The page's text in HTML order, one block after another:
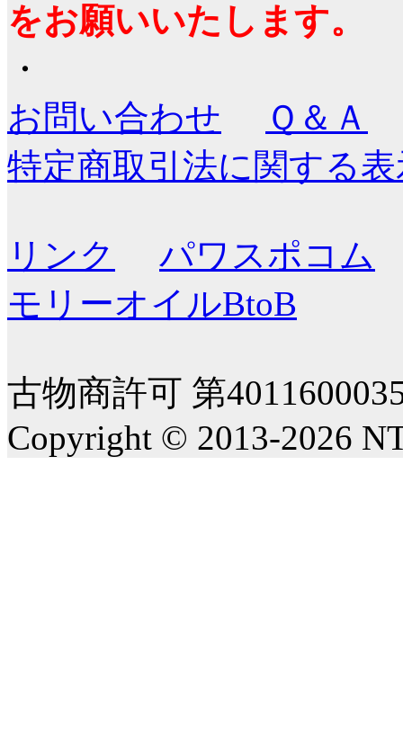
をお願いいたします。
・
お問い合わせ
Ｑ＆Ａ
特定商取引法に関する
リンク
パワスポコム
モリーオイルBtoB
古物商許可 第
Copyright © 2013-2026